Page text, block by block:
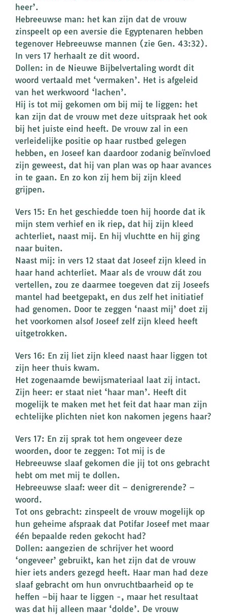
heer’.
Hebreeuwse man: het kan zijn dat de vrouw
zinspeelt op een aversie die Egyptenaren hebben
tegenover Hebreeuwse mannen (zie Gen. 43:32).
In vers 17 herhaalt ze dit woord.
Dollen: in de Nieuwe Bijbelvertaling wordt dit
woord vertaald met ‘vermaken’. Het is afgeleid
van het werkwoord ‘lachen’.
Hij is tot mij gekomen om bij mij te liggen: het
kan zijn dat de vrouw met deze uitspraak het ook
bij het juiste eind heeft. De vrouw zal in een
verleidelijke positie op haar rustbed gelegen
hebben, en Joseef kan daardoor zodanig beïnvloed
zijn geweest, dat hij van plan was op haar avances
in te gaan. En zo kon zij hem bij zijn kleed
grijpen.
Vers 15: En het geschiedde toen hij hoorde dat ik
mijn stem verhief en ik riep, dat hij zijn kleed
achterliet, naast mij. En hij vluchtte en hij ging
naar buiten.
Naast mij: in vers 12 staat dat Joseef zijn kleed in
haar hand achterliet. Maar als de vrouw dát zou
vertellen, zou ze daarmee toegeven dat zij Joseefs
mantel had beetgepakt, en dus zelf het initiatief
had genomen. Door te zeggen ‘naast mij’ doet zij
het voorkomen alsof Joseef zelf zijn kleed heeft
uitgetrokken.
Vers 16: En zij liet zijn kleed naast haar liggen tot
zijn heer thuis kwam.
Het zogenaamde bewijsmateriaal laat zij intact.
Zijn heer: er staat niet ‘haar man’. Heeft dit
mogelijk te maken met het feit dat haar man zijn
echtelijke plichten niet kon nakomen jegens haar?
Vers 17: En zij sprak tot hem ongeveer deze
woorden, door te zeggen: Tot mij is de
Hebreeuwse slaaf gekomen die jij tot ons gebracht
hebt om met mij te dollen.
Hebreeuwse slaaf: weer dit – denigrerende? –
woord.
Tot ons gebracht: zinspeelt de vrouw mogelijk op
hun geheime afspraak dat Potifar Joseef met maar
één bepaalde reden gekocht had?
Dollen: aangezien de schrijver het woord
‘ongeveer’ gebruikt, kan het zijn dat de vrouw
hier iets anders gezegd heeft. Haar man had deze
slaaf gebracht om hun onvruchtbaarheid op te
heffen –bij haar te liggen -, maar het resultaat
was dat hij alleen maar ‘dolde’. De vrouw